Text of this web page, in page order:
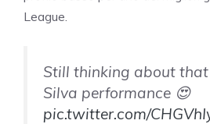
League.
Still thinking about
Silva performance 😍
pic.twitter.com/